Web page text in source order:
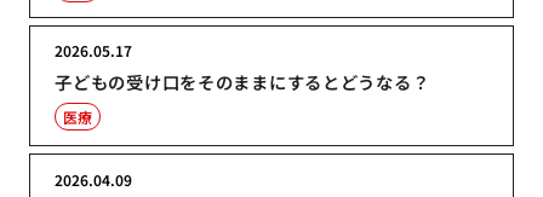
子どもの受け口をそのままにするとどうなる？
2026.05.17
医療
2026.04.09